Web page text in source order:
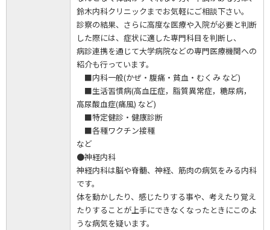
鈴木内科クリニックまでお気軽にご相談下さい。
診察の結果、さらに高度な医療や入院が必要と判断
した際には、症状に適した専門科目を判断し、
病診連携を通じて大学病院などの専門医療機関への
紹介も行っています。
■内科一般(かぜ・腹痛・貧血・むくみ など)
■生活習慣病(高血圧症，脂質異常症，糖尿病，
高尿酸血症(痛風) など)
■特定健診・健康診断
■各種ワクチン接種
など
●神経内科
神経内科は脳や脊髄、神経、筋肉の病気をみる内科
です。
体を動かしたり、感じたりする事や、考えたり覚え
たりすることが上手にできなくなったときにこのよ
うな病気を疑います。